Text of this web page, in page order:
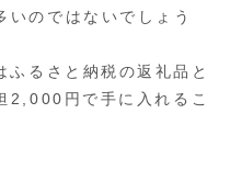
いのではないでしょう
るさと納税の返礼品と
2,000円で手に入れるこ